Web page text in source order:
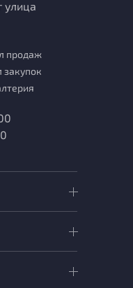
улица
продаж
закупок